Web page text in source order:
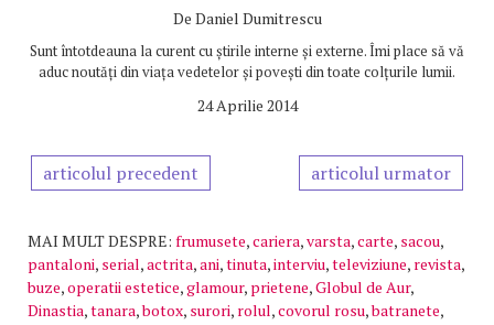
De Daniel Dumitrescu
Sunt întotdeauna la curent cu știrile interne și externe. Îmi place să vă
aduc noutăți din viața vedetelor și povești din toate colțurile lumii.
24 Aprilie 2014
articolul precedent articolul urmator
MAI MULT DESPRE: frumusete,cariera,varsta,carte, sacou,
pantaloni, serial,actrita,ani,tinuta,interviu,televiziune, revista,
buze,operatii estetice,glamour, prietene,Globul de Aur,
Dinastia,tanara,botox, surori, rolul,covorul rosu,batranete,